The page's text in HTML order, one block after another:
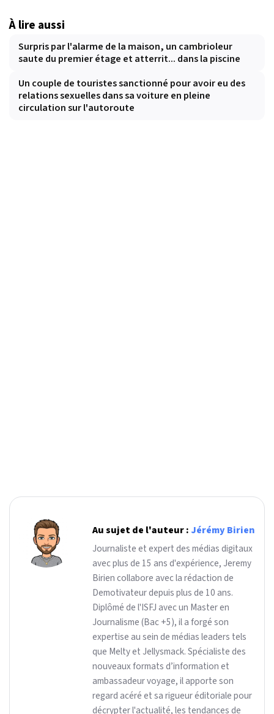
À lire aussi
Surpris par l'alarme de la maison, un cambrioleur
saute du premier étage et atterrit... dans la piscine
Un couple de touristes sanctionné pour avoir eu des
relations sexuelles dans sa voiture en pleine
circulation sur l'autoroute
Au sujet de l'auteur : Jérémy Birien
Journaliste et expert des médias digitaux
avec plus de 15 ans d'expérience, Jeremy
Birien collabore avec la rédaction de
Demotivateur depuis plus de 10 ans.
Diplômé de l'ISFJ avec un Master en
Journalisme (Bac +5), il a forgé son
expertise au sein de médias leaders tels
que Melty et Jellysmack. Spécialiste des
nouveaux formats d’information et
ambassadeur voyage, il apporte son
regard acéré et sa rigueur éditoriale pour
décrypter l'actualité, les tendances de